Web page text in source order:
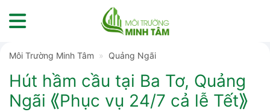
to
Môi Trường Minh Tâm » Quảng Ngãi
Hút hầm cầu tại Ba Tơ, Quảng
Ngãi ⟪Phục vụ 24/7 cả lễ Tết⟫